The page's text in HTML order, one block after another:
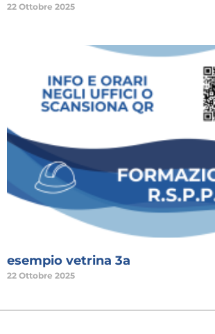
22 Ottobre 2025
esempio vetrina 3a
22 Ottobre 2025